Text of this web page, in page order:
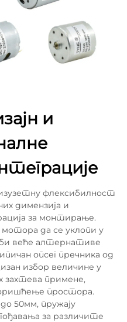
и
флексибилност
димензија и
за монтирање.
да се уклопи у
веће алтернативе
опсег пречника од
избор величине у
захтева примене,
простора.
50мм, пружају
за различите